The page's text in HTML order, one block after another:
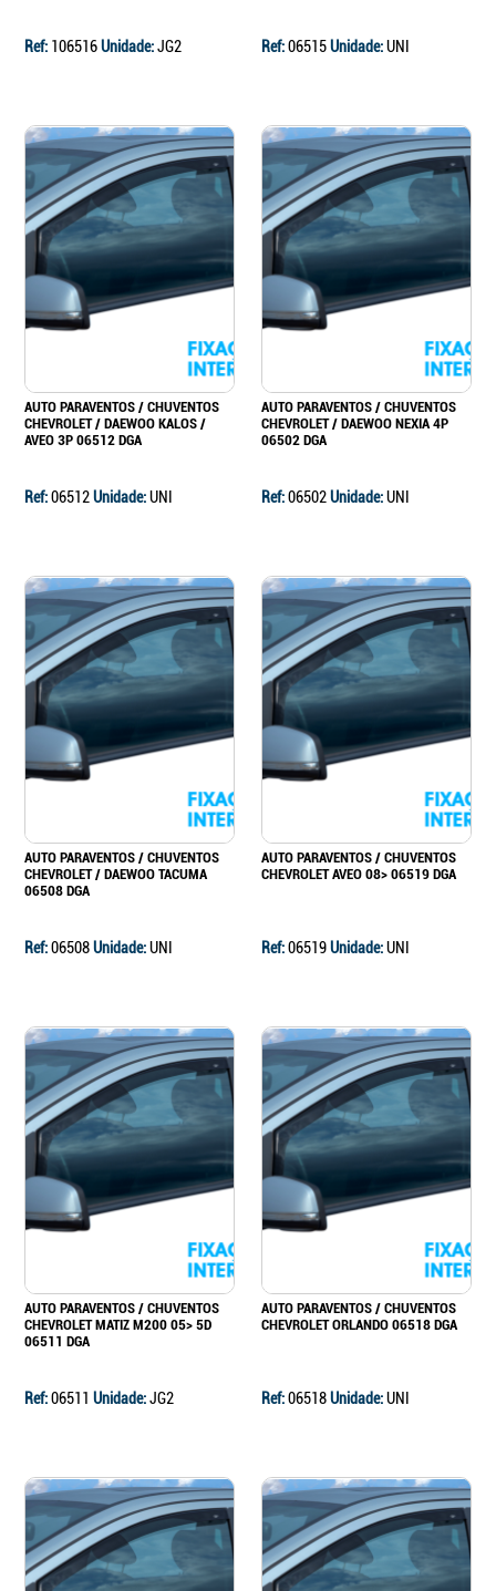
Ref: 106516Unidade:JG2 Ref:06515Unidade:UNI
AUTO PARAVENTOS / CHUVENTOS
CHEVROLET / DAEWOO KALOS /
AVEO 3P 06512 DGA
Ref:06512Unidade:UNI
AUTO PARAVENTOS / CHUVENTOS
CHEVROLET / DAEWOO NEXIA 4P
06502 DGA
Ref:06502Unidade:UNI
AUTO PARAVENTOS / CHUVENTOS
CHEVROLET / DAEWOO TACUMA
06508 DGA
Ref:06508Unidade:UNI
AUTO PARAVENTOS / CHUVENTOS
CHEVROLET AVEO 08> 06519 DGA
Ref:06519Unidade:UNI
AUTO PARAVENTOS / CHUVENTOS
CHEVROLET MATIZ M200 05> 5D
06511 DGA
Ref:06511 Unidade:JG2
AUTO PARAVENTOS / CHUVENTOS
CHEVROLET ORLANDO 06518 DGA
Ref:06518Unidade:UNI